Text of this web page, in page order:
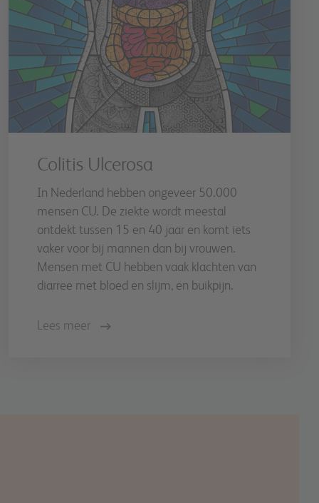
Colitis Ulcerosa
In Nederland hebben ongeveer 50.000
mensen CU. De ziekte wordt meestal
ontdekt tussen 15 en 40 jaar en komt iets
vaker voor bij mannen dan bij vrouwen.
Mensen met CU hebben vaak klachten van
diarree met bloed en slijm, en buikpijn.
Lees meer